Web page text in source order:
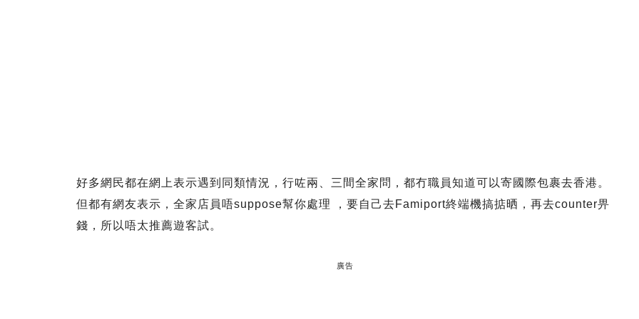
好多網民都在網上表示遇到同類情況，行咗兩、三間全家問，都冇職員知道可以寄國際包裹去香港。
但都有網友表示，全家店員唔suppose幫你處理 ，要自己去Famiport終端機搞掂晒，再去counter畀
錢，所以唔太推薦遊客試。
廣告